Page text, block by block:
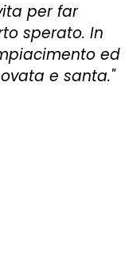
per far
sperato. In
ed
e santa."